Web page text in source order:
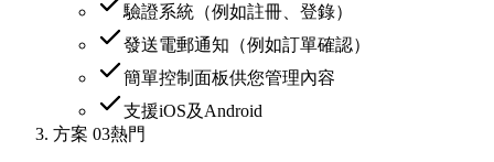
驗證系統（例如註冊、登錄）
發送電郵通知（例如訂單確認）
簡單控制面板供您管理內容
支援iOS及Android
方案 03熱門